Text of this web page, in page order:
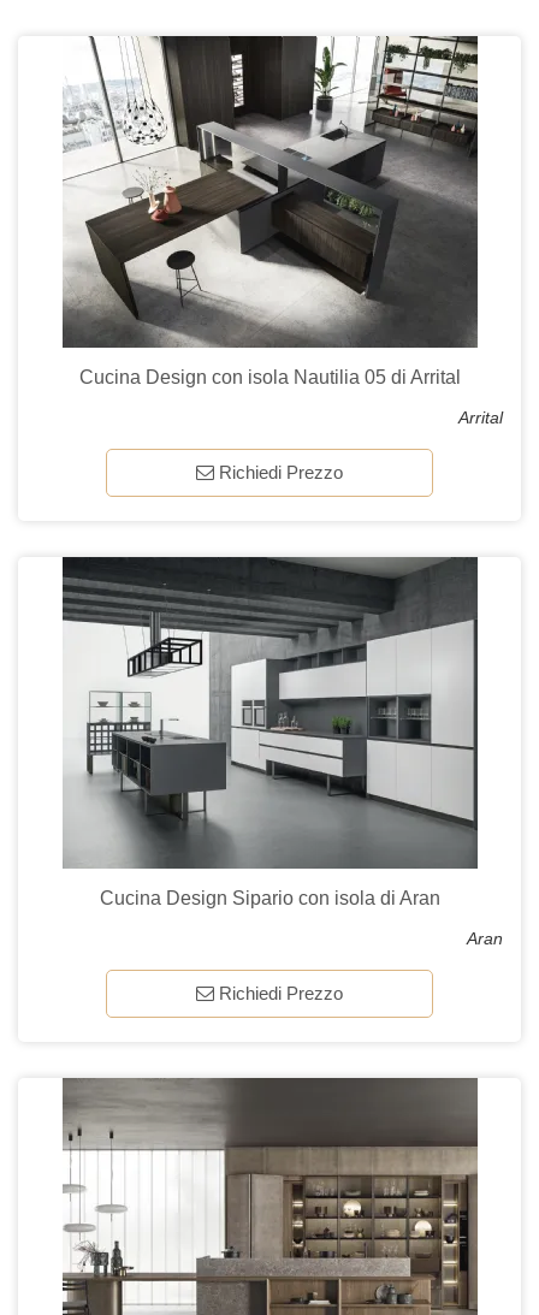
Cucina Design con isola Nautilia 05 di Arrital
Arrital
Richiedi Prezzo
Cucina Design Sipario con isola di Aran
Aran
Richiedi Prezzo